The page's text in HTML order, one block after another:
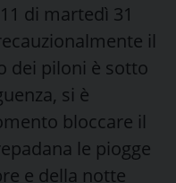
di martedì 31
il
dei piloni è sotto
si è
bloccare il
le piogge
e della notte